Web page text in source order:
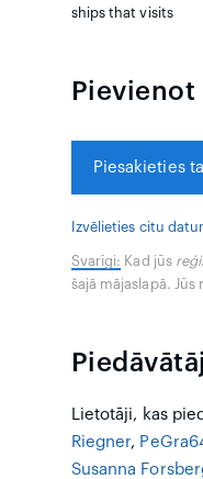
ships that visits
Piesakieties
Izvēlieties citu
Svarīgi: Kad jūs
šajā mājaslapā.
Lietotāji, kas
Riegner,
Susanna